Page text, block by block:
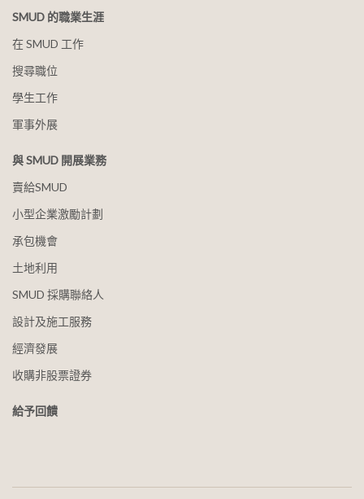
SMUD 的職業生涯
在 SMUD 工作
搜尋職位
學生工作
軍事外展
與 SMUD 開展業務
賣給SMUD
小型企業激勵計劃
承包機會
土地利用
SMUD 採購聯絡人
設計及施工服務
經濟發展
收購非股票證券
給予回饋